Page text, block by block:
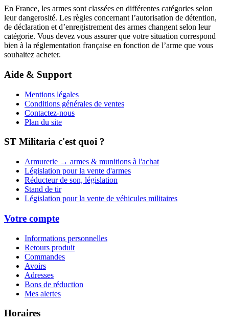
En France, les armes sont classées en différentes catégories selon
leur dangerosité. Les règles concernant l’autorisation de détention,
de déclaration et d’enregistrement des armes changent selon leur
catégorie. Vous devez vous assurer que votre situation correspond
bien à la réglementation française en fonction de l’arme que vous
souhaitez acheter.
Aide & Support
Mentions légales
Conditions générales de ventes
Contactez-nous
Plan du site
ST Militaria c'est quoi ?
Armurerie → armes & munitions à l'achat
Législation pour la vente d'armes
Réducteur de son, législation
Stand de tir
Législation pour la vente de véhicules militaires
Votre compte
Informations personnelles
Retours produit
Commandes
Avoirs
Adresses
Bons de réduction
Mes alertes
Horaires